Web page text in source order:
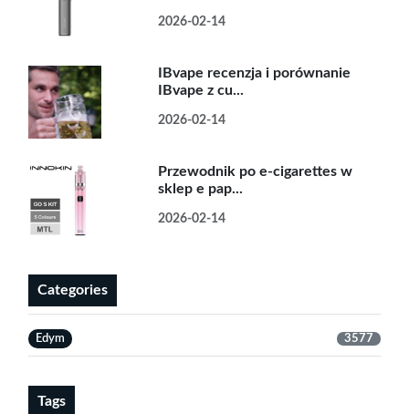
2026-02-14
IBvape recenzja i porównanie
IBvape z cu...
2026-02-14
Przewodnik po e-cigarettes w
sklep e pap...
2026-02-14
Categories
Edym 3577
Tags